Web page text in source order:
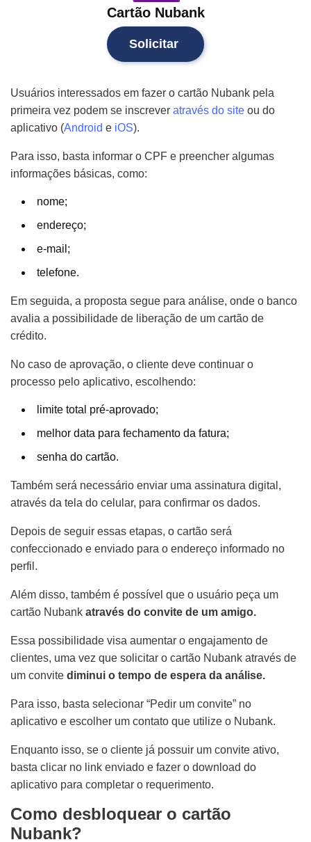
Cartão Nubank
Solicitar
Usuários interessados em fazer o cartão Nubank pela
primeira vez podem se inscrever através do site ou do
aplicativo (Android e iOS).
Para isso, basta informar o CPF e preencher algumas
informações básicas, como:
nome;
endereço;
e-mail;
telefone.
Em seguida, a proposta segue para análise, onde o banco
avalia a possibilidade de liberação de um cartão de
crédito.
No caso de aprovação, o cliente deve continuar o
processo pelo aplicativo, escolhendo:
limite total pré-aprovado;
melhor data para fechamento da fatura;
senha do cartão.
Também será necessário enviar uma assinatura digital,
através da tela do celular, para confirmar os dados.
Depois de seguir essas etapas, o cartão será
confeccionado e enviado para o endereço informado no
perfil.
Além disso, também é possível que o usuário peça um
cartão Nubank através do convite de um amigo.
Essa possibilidade visa aumentar o engajamento de
clientes, uma vez que solicitar o cartão Nubank através de
um convite diminui o tempo de espera da análise.
Para isso, basta selecionar “Pedir um convite” no
aplicativo e escolher um contato que utilize o Nubank.
Enquanto isso, se o cliente já possuir um convite ativo,
basta clicar no link enviado e fazer o download do
aplicativo para completar o requerimento.
Como desbloquear o cartão
Nubank?